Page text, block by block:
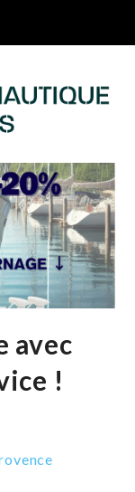
avec
!